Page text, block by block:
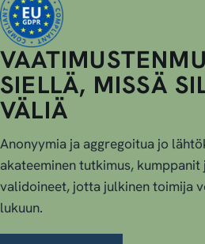
SIELLÄ, MISSÄ
VÄLIÄ
Anonyymia ja aggregoitua jo
akateeminen tutkimus,
validoineet, jotta julkinen toimija
lukuun.